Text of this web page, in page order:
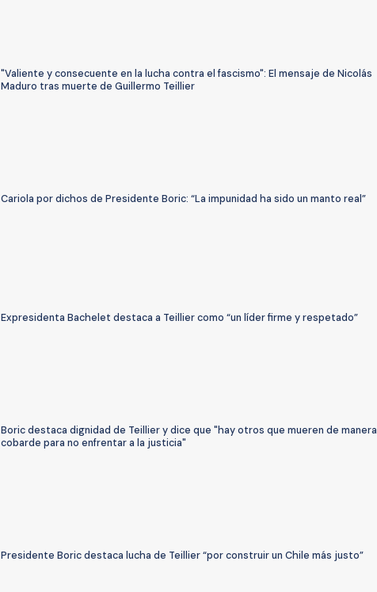
"Valiente y consecuente en la lucha contra el fascismo": El mensaje de Nicolás
Maduro tras muerte de Guillermo Teillier
Cariola por dichos de Presidente Boric: “La impunidad ha sido un manto real”
Expresidenta Bachelet destaca a Teillier como “un líder firme y respetado”
Boric destaca dignidad de Teillier y dice que "hay otros que mueren de manera
cobarde para no enfrentar a la justicia"
Presidente Boric destaca lucha de Teillier “por construir un Chile más justo”